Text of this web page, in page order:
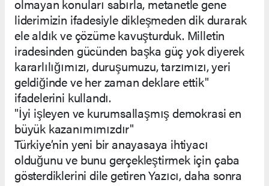
olmayan konuları sabırla, metanetle gene
liderimizin ifadesiyle dikleşmeden dik durarak
ele aldık ve çözüme kavuşturduk. Milletin
iradesinden gücünden başka güç yok diyerek
kararlılığımızı, duruşumuzu, tarzımızı, yeri
geldiğinde ve her zaman deklare ettik"
ifadelerini kullandı.
"İyi işleyen ve kurumsallaşmış demokrasi en
büyük kazanımımızdır"
Türkiye’nin yeni bir anayasaya ihtiyacı
olduğunu ve bunu gerçekleştirmek için çaba
gösterdiklerini dile getiren Yazıcı, daha sonra